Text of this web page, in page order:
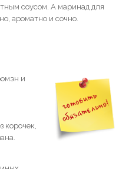
соусом. А маринад для
ароматно и сочно.
и
корочек,